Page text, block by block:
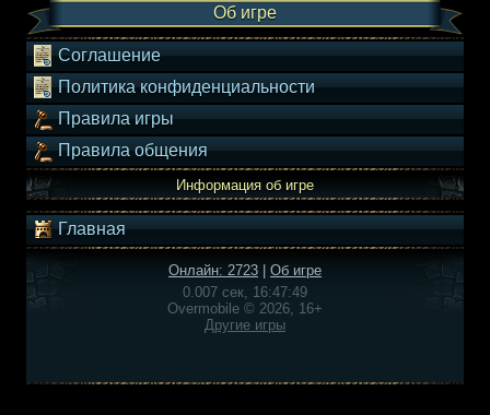
Об игре
Соглашение
Политика конфиденциальности
Правила игры
Правила общения
Информация об игре
Главная
Онлайн: 2723
Об игре
0.007 сек, 16:47:49
Overmobile © 2026, 16+
Другие игры